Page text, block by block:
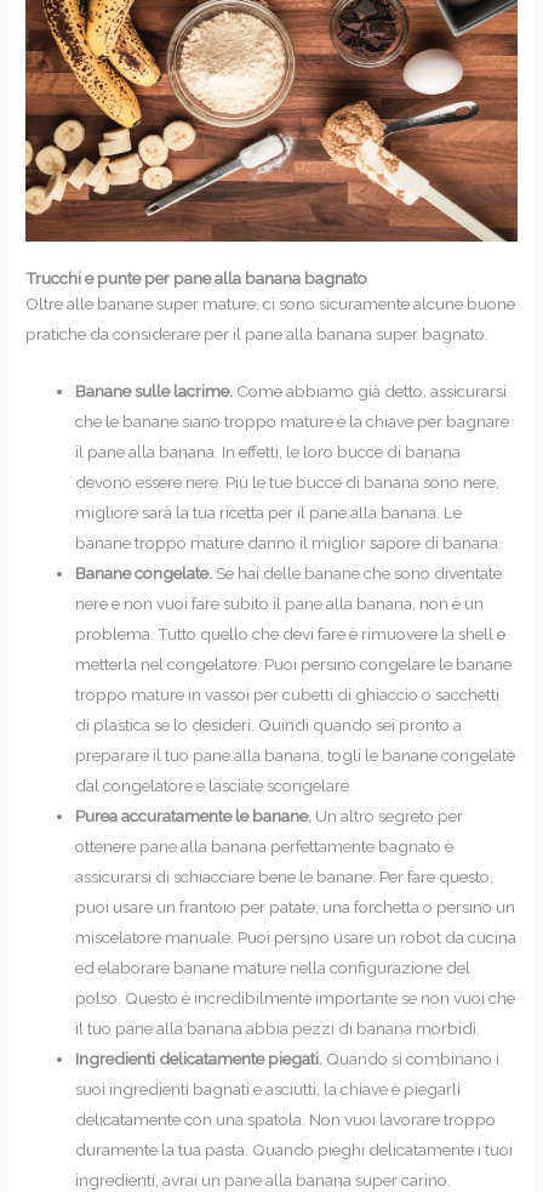
Trucchi e punte per pane alla banana bagnato
Oltre alle banane super mature, ci sono sicuramente alcune buone
pratiche da considerare per il pane alla banana super bagnato.
Banane sulle lacrime. Come abbiamo già detto, assicurarsi
che le banane siano troppo mature è la chiave per bagnare
il pane alla banana. In effetti, le loro bucce di banana
devono essere nere. Più le tue bucce di banana sono nere,
migliore sarà la tua ricetta per il pane alla banana. Le
banane troppo mature danno il miglior sapore di banana.
Banane congelate. Se hai delle banane che sono diventate
nere e non vuoi fare subito il pane alla banana, non è un
problema. Tutto quello che devi fare è rimuovere la shell e
metterla nel congelatore. Puoi persino congelare le banane
troppo mature in vassoi per cubetti di ghiaccio o sacchetti
di plastica se lo desideri. Quindi quando sei pronto a
preparare il tuo pane alla banana, togli le banane congelate
dal congelatore e lasciale scongelare.
Purea accuratamente le banane. Un altro segreto per
ottenere pane alla banana perfettamente bagnato è
assicurarsi di schiacciare bene le banane. Per fare questo,
puoi usare un frantoio per patate, una forchetta o persino un
miscelatore manuale. Puoi persino usare un robot da cucina
ed elaborare banane mature nella configurazione del
polso. Questo è incredibilmente importante se non vuoi che
il tuo pane alla banana abbia pezzi di banana morbidi.
Ingredienti delicatamente piegati. Quando si combinano i
suoi ingredienti bagnati e asciutti, la chiave è piegarli
delicatamente con una spatola. Non vuoi lavorare troppo
duramente la tua pasta. Quando pieghi delicatamente i tuoi
ingredienti, avrai un pane alla banana super carino.